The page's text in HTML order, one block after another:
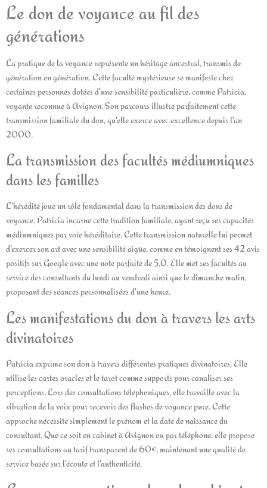
Le don de voyance au fil des
générations
La pratique de la voyance représente un héritage ancestral, transmis de
génération en génération. Cette faculté mystérieuse se manifeste chez
certaines personnes dotées d'une sensibilité particulière, comme Patricia,
voyante reconnue à Avignon. Son parcours illustre parfaitement cette
transmission familiale du don, qu'elle exerce avec excellence depuis l'an
2000.
La transmission des facultés médiumniques
dans les familles
L'hérédité joue un rôle fondamental dans la transmission des dons de
voyance. Patricia incarne cette tradition familiale, ayant reçu ses capacités
médiumniques par voie héréditaire. Cette transmission naturelle lui permet
d'exercer son art avec une sensibilité aigüe, comme en témoignent ses 42 avis
positifs sur Google avec une note parfaite de 5.0. Elle met ses facultés au
service des consultants du lundi au vendredi ainsi que le dimanche matin,
proposant des séances personnalisées d'une heure.
Les manifestations du don à travers les arts
divinatoires
Patricia exprime son don à travers différentes pratiques divinatoires. Elle
utilise les cartes oracles et le tarot comme supports pour canaliser ses
perceptions. Lors des consultations téléphoniques, elle travaille avec la
vibration de la voix pour recevoir des flashes de voyance pure. Cette
approche nécessite simplement le prénom et la date de naissance du
consultant. Que ce soit en cabinet à Avignon ou par téléphone, elle propose
ses consultations au tarif transparent de 60€, maintenant une qualité de
service basée sur l'écoute et l'authenticité.